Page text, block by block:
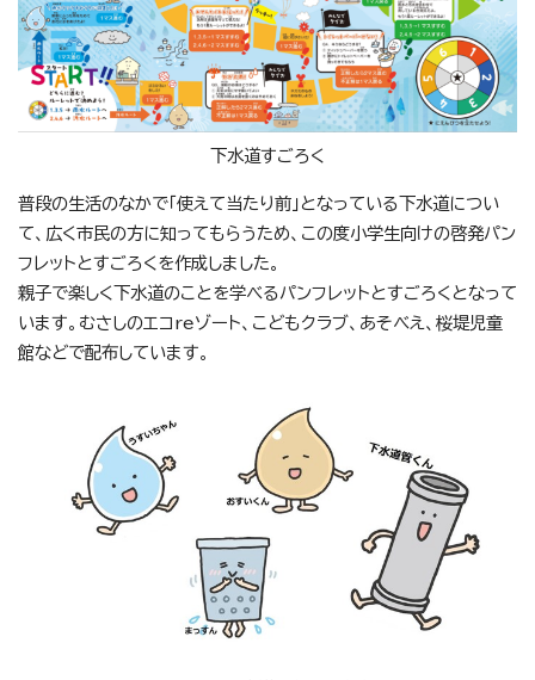
下水道すごろく
普段の生活のなかで「使えて当たり前」となっている下水道につい
て、広く市民の方に知ってもらうため、この度小学生向けの啓発パン
フレットとすごろくを作成しました。
親子で楽しく下水道のことを学べるパンフレットとすごろくとなって
います。むさしのエコreゾート、こどもクラブ、あそべえ、桜堤児童
館などで配布しています。